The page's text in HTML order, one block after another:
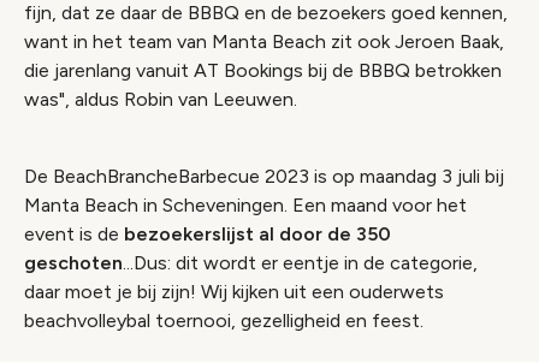
fijn, dat ze daar de BBBQ en de bezoekers goed kennen,
want in het team van Manta Beach zit ook Jeroen Baak,
die jarenlang vanuit AT Bookings bij de BBBQ betrokken
was", aldus Robin van Leeuwen.
De BeachBrancheBarbecue 2023 is op maandag 3 juli bij
Manta Beach in Scheveningen. Een maand voor het
event is de bezoekerslijst al door de 350
geschoten...Dus: dit wordt er eentje in de categorie,
daar moet je bij zijn! Wij kijken uit een ouderwets
beachvolleybal toernooi, gezelligheid en feest.